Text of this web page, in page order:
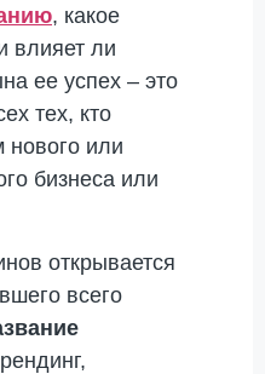
, какое
влияет ли
ее успех – это
тех, кто
нового или
бизнеса или
открывается
всего